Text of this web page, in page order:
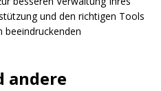
und den richtigen Tools
beeindruckenden
andere